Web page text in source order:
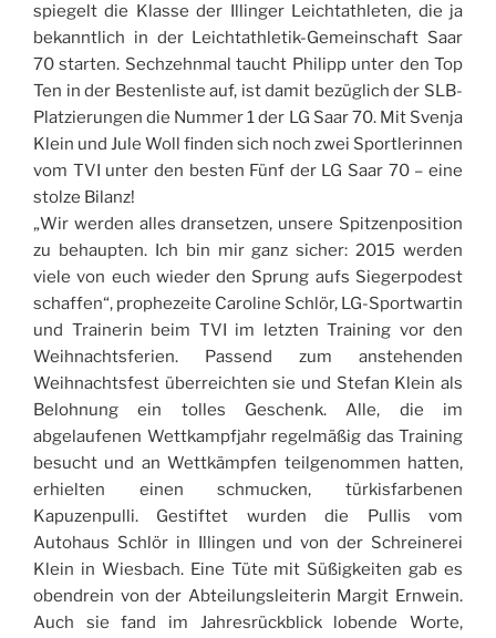
spiegelt die Klasse der Illinger Leichtathleten, die ja
bekanntlich in der Leichtathletik-Gemeinschaft Saar
70 starten. Sechzehnmal taucht Philipp unter den Top
Ten in der Bestenliste auf, ist damit bezüglich der SLB-
Platzierungen die Nummer 1 der LG Saar 70. Mit Svenja
Klein und Jule Woll finden sich noch zwei Sportlerinnen
vom TVI unter den besten Fünf der LG Saar 70 – eine
stolze Bilanz!
„Wir werden alles dransetzen, unsere Spitzenposition
zu behaupten. Ich bin mir ganz sicher: 2015 werden
viele von euch wieder den Sprung aufs Siegerpodest
schaffen“, prophezeite Caroline Schlör, LG-Sportwartin
und Trainerin beim TVI im letzten Training vor den
Weihnachtsferien. Passend zum anstehenden
Weihnachtsfest überreichten sie und Stefan Klein als
Belohnung ein tolles Geschenk. Alle, die im
abgelaufenen Wettkampfjahr regelmäßig das Training
besucht und an Wettkämpfen teilgenommen hatten,
erhielten einen schmucken, türkisfarbenen
Kapuzenpulli. Gestiftet wurden die Pullis vom
Autohaus Schlör in Illingen und von der Schreinerei
Klein in Wiesbach. Eine Tüte mit Süßigkeiten gab es
obendrein von der Abteilungsleiterin Margit Ernwein.
Auch sie fand im Jahresrückblick lobende Worte,